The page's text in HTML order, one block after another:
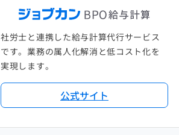
社労士と連携した給与計算代行サービス
です。業務の属人化解消と低コスト化を
実現します。
公式サイト